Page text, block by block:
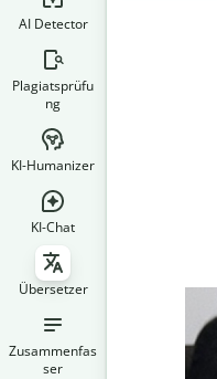
AI Detector
Plagiatsprüfu
ng
KI-Humanizer
KI-Chat
Übersetzer
Zusammenfas
ser